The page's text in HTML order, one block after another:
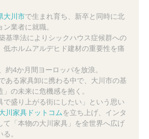
大川市で生まれ育ち、新卒と同時に北
業者に就職。
基準法によりシックハウス症候群への
低ホルムアルデヒド建材の重要性を痛
約4か月間ヨーロッパを放浪。
ある家具卸に携わる中で、大川市の基
の未来に危機感を抱く。
で盛り上がる街にしたい」という思い
川家具ドットコム を立ち上げ、インタ
て「本物の大川家具」を全世界へ広げ
。